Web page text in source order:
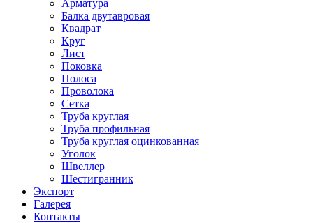
Арматура
Балка двутавровая
Квадрат
Круг
Лист
Поковка
Полоса
Проволока
Сетка
Труба круглая
Труба профильная
Труба круглая оцинкованная
Уголок
Швеллер
Шестигранник
Экспорт
Галерея
Контакты